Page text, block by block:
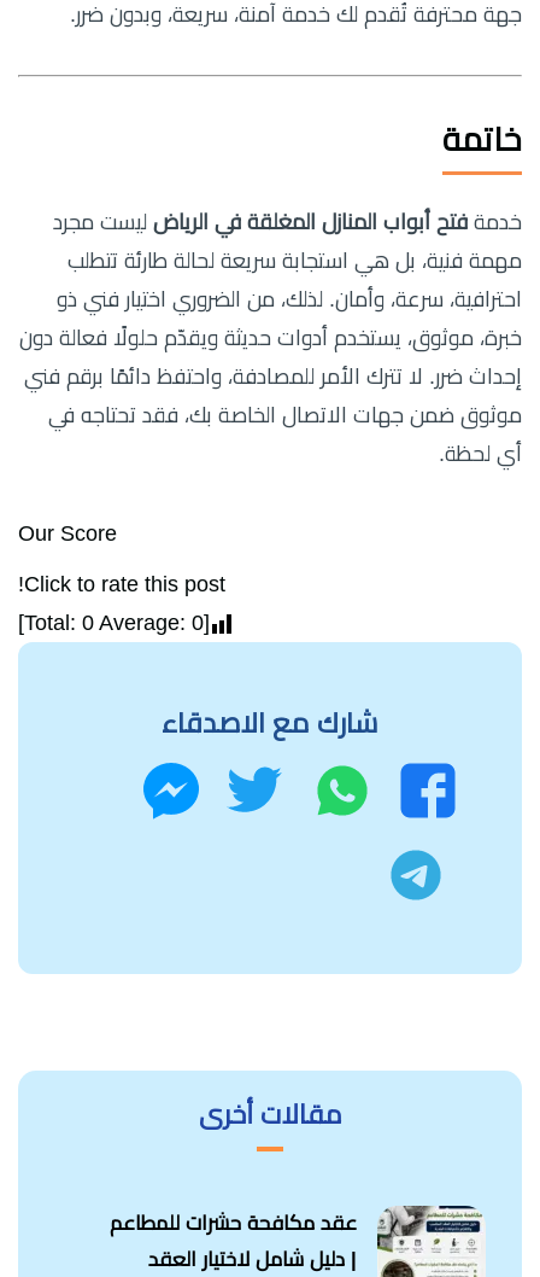
جهة محترفة تُقدم لك خدمة آمنة، سريعة، وبدون ضرر.
خاتمة
خدمة فتح أبواب المنازل المغلقة في الرياض ليست مجرد
مهمة فنية، بل هي استجابة سريعة لحالة طارئة تتطلب
احترافية، سرعة، وأمان. لذلك، من الضروري اختيار فني ذو
خبرة، موثوق، يستخدم أدوات حديثة ويقدّم حلولًا فعالة دون
إحداث ضرر. لا تترك الأمر للمصادفة، واحتفظ دائمًا برقم فني
موثوق ضمن جهات الاتصال الخاصة بك، فقد تحتاجه في
أي لحظة.
Our Score
Click to rate this post!
[Total:
0 Average: 0
]
شارك مع الاصدقاء
فيسبوك
واتساب تويتر
مقالات أخرى
عقد مكافحة حشرات للمطاعم
| دليل شامل لاختيار العقد